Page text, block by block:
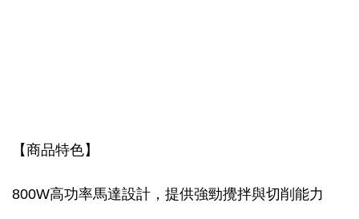
【商品特色】
800W高功率馬達設計，提供強勁攪拌與切削能力